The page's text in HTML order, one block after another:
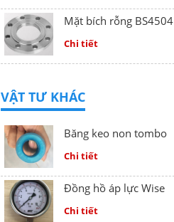
Mặt bích rỗng BS4504
Chi tiết
VẬT TƯ KHÁC
Băng keo non tombo
Chi tiết
Đồng hồ áp lực Wise
Chi tiết